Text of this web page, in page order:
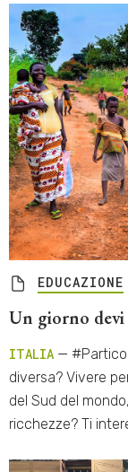
EDUCAZIONE
Un giorno
ITALIA —
diversa? Vivere
del Sud del
ricchezze? Ti